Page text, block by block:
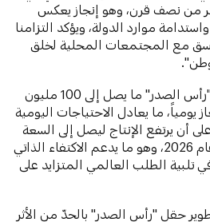
من نصف قرن، وهو إنجاز يعكس
موارد الدولة، ويؤكد التزامنا
مع المجتمعات المحلية لخلق
ومن المقرر أن ينتج حقل "رأس الصدر" ما يصل إلى 100 مليون
ما يعادل الاحتياجات اليومية
أن يرتفع الإنتاج ليصل إلى السعة
الإنتاجية القصوى بحلول عام 2026، وهو ما يدعم الاكتفاء الذاتي
تلبية الطلب العالمي المتزايد على
حقل "رأس الصدر" بالحدّ من الأثر